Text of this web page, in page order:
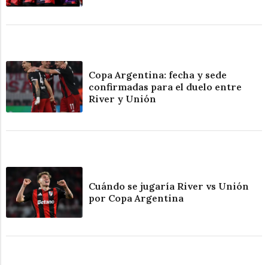
Copa Argentina: fecha y sede
confirmadas para el duelo entre
River y Unión
Cuándo se jugaría River vs Unión
por Copa Argentina